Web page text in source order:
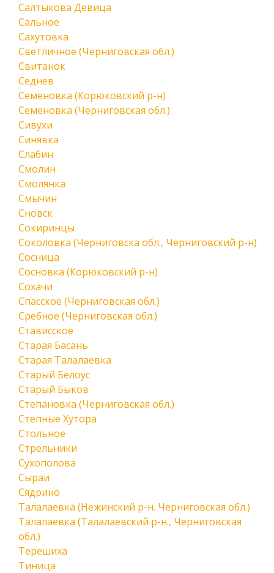
Салтыкова Девица
Сальное
Сахутовка
Светличное (Черниговская обл.)
Свитанок
Седнев
Семеновка (Корюковский р-н)
Семеновка (Черниговская обл.)
Сивухи
Синявка
Слабин
Смолин
Смолянка
Смычин
Сновск
Сокиринцы
Соколовка (Черниговска обл., Черниговский р-н)
Сосница
Сосновка (Корюковский р-н)
Сохачи
Спасское (Черниговская обл.)
Сребное (Черниговская обл.)
Стависское
Старая Басань
Старая Талалаевка
Старый Белоус
Старый Быков
Степановка (Черниговская обл.)
Степные Хутора
Стольное
Стрельники
Сухополова
Сыраи
Сядрино
Талалаевка (Нежинский р-н. Черниговская обл.)
Талалаевка (Талалаевский р-н., Черниговская
обл.)
Терешиха
Тиница